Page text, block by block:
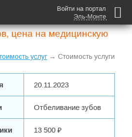
Войти на портал
Эль-Монте
цена на медицинскую
услуг → Стоимость услуги
20.11.2023
Отбеливание зубов
13 500 ₽